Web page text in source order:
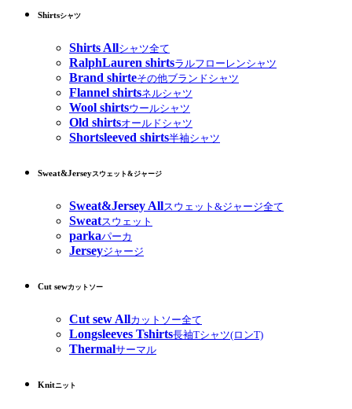
Shirtsシャツ
Shirts Allシャツ全て
RalphLauren shirtsラルフローレンシャツ
Brand shirteその他ブランドシャツ
Flannel shirtsネルシャツ
Wool shirtsウールシャツ
Old shirtsオールドシャツ
Shortsleeved shirts半袖シャツ
Sweat&Jerseyスウェット&ジャージ
Sweat&Jersey Allスウェット&ジャージ全て
Sweatスウェット
parkaパーカ
Jerseyジャージ
Cut sewカットソー
Cut sew Allカットソー全て
Longsleeves Tshirts長袖Tシャツ(ロンT)
Thermalサーマル
Knitニット